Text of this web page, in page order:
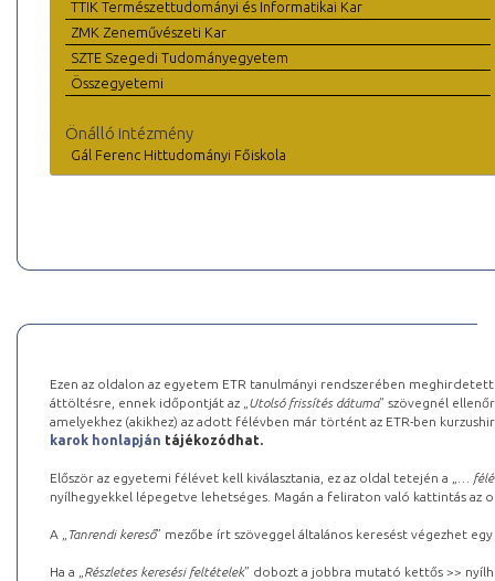
TTIK Természettudományi és Informatikai Kar
ZMK Zeneművészeti Kar
SZTE Szegedi Tudományegyetem
Összegyetemi
Önálló intézmény
Gál Ferenc Hittudományi Főiskola
Ezen az oldalon az egyetem ETR tanulmányi rendszerében
áttöltésre, ennek időpontját az „ Utolsó frissítés dátuma” szövegnél
amelyekhez (akikhez) az adott félévben már történt az ETR-ben
karok honlapján tájékozódhat.
Először az egyetemi félévet kell kiválasztania, ez az oldal tetején a „
…
nyílhegyekkel lépegetve lehetséges. Magán a feliraton való kattintás az
A „ Tanrendi kereső” mezőbe írt szöveggel általános keresést végezhet
Ha a „ Részletes keresési feltételek” dobozt a jobbra mutató kettős >>